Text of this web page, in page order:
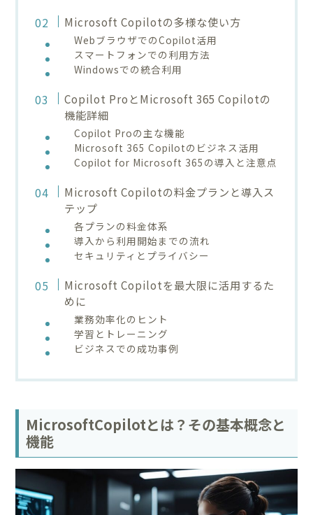
Microsoft Copilotの多様な使い方
WebブラウザでのCopilot活用
スマートフォンでの利用方法
Windowsでの統合利用
Copilot ProとMicrosoft 365 Copilotの
機能詳細
Copilot Proの主な機能
Microsoft 365 Copilotのビジネス活用
Copilot for Microsoft 365の導入と注意点
Microsoft Copilotの料金プランと導入ス
テップ
各プランの料金体系
導入から利用開始までの流れ
セキュリティとプライバシー
Microsoft Copilotを最大限に活用するた
めに
業務効率化のヒント
学習とトレーニング
ビジネスでの成功事例
MicrosoftCopilotとは？その基本概念と
機能